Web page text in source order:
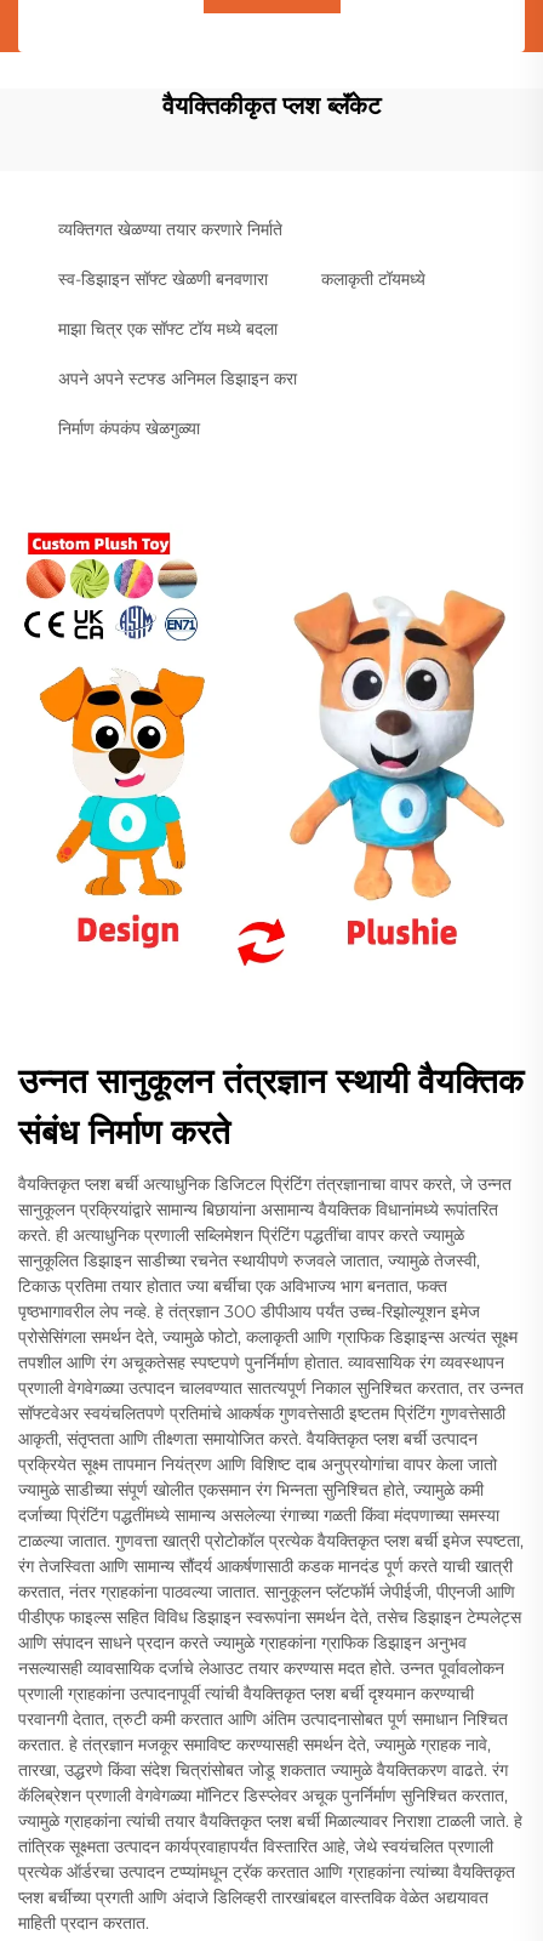
वैयक्तिकीकृत प्लश ब्लॅंकेट
व्यक्तिगत खेळण्या तयार करणारे निर्माते
स्व-डिझाइन सॉफ्ट खेळणी बनवणारा कलाकृती टॉयमध्ये
माझा चित्र एक सॉफ्ट टॉय मध्ये बदला
अपने अपने स्टफ्ड अनिमल डिझाइन करा
निर्माण कंपकंप खेळगुळ्या
उन्नत सानुकूलन तंत्रज्ञान स्थायी वैयक्तिक
संबंध निर्माण करते
वैयक्तिकृत प्लश बर्ची अत्याधुनिक डिजिटल प्रिंटिंग तंत्रज्ञानाचा वापर करते, जे उन्नत
सानुकूलन प्रक्रियांद्वारे सामान्य बिछायांना असामान्य वैयक्तिक विधानांमध्ये रूपांतरित
करते. ही अत्याधुनिक प्रणाली सब्लिमेशन प्रिंटिंग पद्धतींचा वापर करते ज्यामुळे
सानुकूलित डिझाइन साडीच्या रचनेत स्थायीपणे रुजवले जातात, ज्यामुळे तेजस्वी,
टिकाऊ प्रतिमा तयार होतात ज्या बर्चीचा एक अविभाज्य भाग बनतात, फक्त
पृष्ठभागावरील लेप नव्हे. हे तंत्रज्ञान 300 डीपीआय पर्यंत उच्च-रिझोल्यूशन इमेज
प्रोसेसिंगला समर्थन देते, ज्यामुळे फोटो, कलाकृती आणि ग्राफिक डिझाइन्स अत्यंत सूक्ष्म
तपशील आणि रंग अचूकतेसह स्पष्टपणे पुनर्निर्माण होतात. व्यावसायिक रंग व्यवस्थापन
प्रणाली वेगवेगळ्या उत्पादन चालवण्यात सातत्यपूर्ण निकाल सुनिश्चित करतात, तर उन्नत
सॉफ्टवेअर स्वयंचलितपणे प्रतिमांचे आकर्षक गुणवत्तेसाठी इष्टतम प्रिंटिंग गुणवत्तेसाठी
आकृती, संतृप्तता आणि तीक्ष्णता समायोजित करते. वैयक्तिकृत प्लश बर्ची उत्पादन
प्रक्रियेत सूक्ष्म तापमान नियंत्रण आणि विशिष्ट दाब अनुप्रयोगांचा वापर केला जातो
ज्यामुळे साडीच्या संपूर्ण खोलीत एकसमान रंग भिन्नता सुनिश्चित होते, ज्यामुळे कमी
दर्जाच्या प्रिंटिंग पद्धतींमध्ये सामान्य असलेल्या रंगाच्या गळती किंवा मंदपणाच्या समस्या
टाळल्या जातात. गुणवत्ता खात्री प्रोटोकॉल प्रत्येक वैयक्तिकृत प्लश बर्ची इमेज स्पष्टता,
रंग तेजस्विता आणि सामान्य सौंदर्य आकर्षणासाठी कडक मानदंड पूर्ण करते याची खात्री
करतात, नंतर ग्राहकांना पाठवल्या जातात. सानुकूलन प्लॅटफॉर्म जेपीईजी, पीएनजी आणि
पीडीएफ फाइल्स सहित विविध डिझाइन स्वरूपांना समर्थन देते, तसेच डिझाइन टेम्पलेट्स
आणि संपादन साधने प्रदान करते ज्यामुळे ग्राहकांना ग्राफिक डिझाइन अनुभव
नसल्यासही व्यावसायिक दर्जाचे लेआउट तयार करण्यास मदत होते. उन्नत पूर्वावलोकन
प्रणाली ग्राहकांना उत्पादनापूर्वी त्यांची वैयक्तिकृत प्लश बर्ची दृश्यमान करण्याची
परवानगी देतात, त्रुटी कमी करतात आणि अंतिम उत्पादनासोबत पूर्ण समाधान निश्चित
करतात. हे तंत्रज्ञान मजकूर समाविष्ट करण्यासही समर्थन देते, ज्यामुळे ग्राहक नावे,
तारखा, उद्धरणे किंवा संदेश चित्रांसोबत जोडू शकतात ज्यामुळे वैयक्तिकरण वाढते. रंग
कॅलिब्रेशन प्रणाली वेगवेगळ्या मॉनिटर डिस्प्लेवर अचूक पुनर्निर्माण सुनिश्चित करतात,
ज्यामुळे ग्राहकांना त्यांची तयार वैयक्तिकृत प्लश बर्ची मिळाल्यावर निराशा टाळली जाते. हे
तांत्रिक सूक्ष्मता उत्पादन कार्यप्रवाहापर्यंत विस्तारित आहे, जेथे स्वयंचलित प्रणाली
प्रत्येक ऑर्डरचा उत्पादन टप्प्यांमधून ट्रॅक करतात आणि ग्राहकांना त्यांच्या वैयक्तिकृत
प्लश बर्चीच्या प्रगती आणि अंदाजे डिलिव्हरी तारखांबद्दल वास्तविक वेळेत अद्ययावत
माहिती प्रदान करतात.